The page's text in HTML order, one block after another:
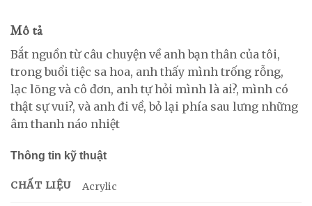
Mô tả
Bắt nguồn từ câu chuyện về anh bạn thân của tôi,
trong buổi tiệc sa hoa, anh thấy mình trống rỗng,
lạc lõng và cô đơn, anh tự hỏi mình là ai?, mình có
thật sự vui?, và anh đi về, bỏ lại phía sau lưng những
âm thanh náo nhiệt
Thông tin kỹ thuật
CHẤT LIỆU Acrylic